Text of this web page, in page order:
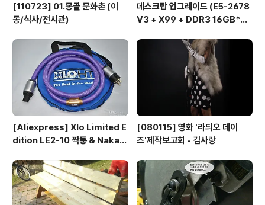
[110723] 01.몽골 문화촌 (이
동/식사/전시관)
데스크탑 업그레이드 (E5-2678
V3 + X99 + DDR3 16GB*
[Aliexpress] Xlo Limited E
dition LE2-10 짝퉁 & Nakam
[080115] 영화 '라듸오 데이
즈'제작보고회 - 김사랑